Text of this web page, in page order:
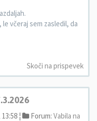
včeraj sem zasledil, da
Skoči na prispevek
¦ Forum: Vabila na